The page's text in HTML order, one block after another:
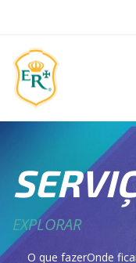
EXPLORAR
O que fazerOnde